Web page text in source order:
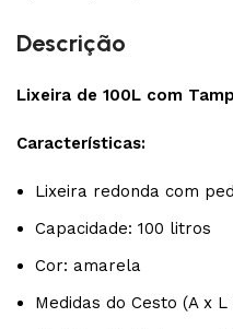
Descrição
Lixeira de 100L com
Características:
Lixeira redonda com
Capacidade: 100 litros
Cor: amarela
Medidas do Cesto (A x